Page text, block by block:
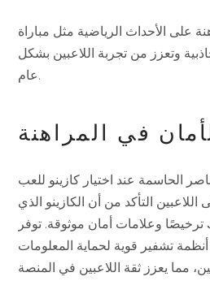
على الأحداث الرياضية مثل مباراة
وتعزز من تجربة اللاعبين بشكل
عام.
في المراهنة
الحاسمة عند اختيار كازينو للعب
التأكد من أن الكازينو الذي
ترخيصًا وعلامات أمان موثوقة. توفر
أنظمة تشفير قوية لحماية المعلومات